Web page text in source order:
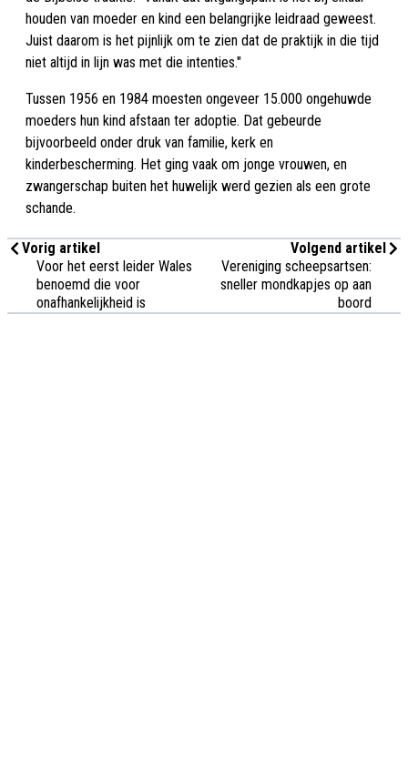
houden van moeder en kind een belangrijke leidraad geweest.
Juist daarom is het pijnlijk om te zien dat de praktijk in die tijd
niet altijd in lijn was met die intenties."
Tussen 1956 en 1984 moesten ongeveer 15.000 ongehuwde
moeders hun kind afstaan ter adoptie. Dat gebeurde
bijvoorbeeld onder druk van familie, kerk en
kinderbescherming. Het ging vaak om jonge vrouwen, en
zwangerschap buiten het huwelijk werd gezien als een grote
schande.
Vorig artikel
Voor het eerst leider Wales
benoemd die voor
onafhankelijkheid is
Volgend artikel
Vereniging scheepsartsen:
sneller mondkapjes op aan
boord